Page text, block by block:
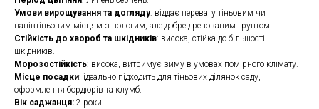
Умови вирощування та догляду: віддає перевагу тіньовим чи
напівтіньовим місцям з вологим, але добре дренованим ґрунтом.
Стійкість до хвороб та шкідників: висока, стійка до більшості
шкідників.
Морозостійкість: висока, витримує зиму в умовах помірного клімату.
Місце посадки: ідеально підходить для тіньових ділянок саду,
оформлення бордюрів та клумб.
Вік саджанця: 2 роки.